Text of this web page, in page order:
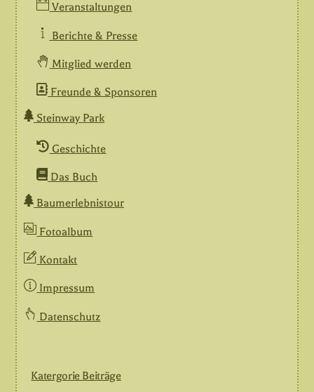
Veranstaltungen
Berichte & Presse
Mitglied werden
Freunde & Sponsoren
Steinway Park
Geschichte
Das Buch
Baumerlebnistour
Fotoalbum
Kontakt
Impressum
Datenschutz
Katergorie Beiträge